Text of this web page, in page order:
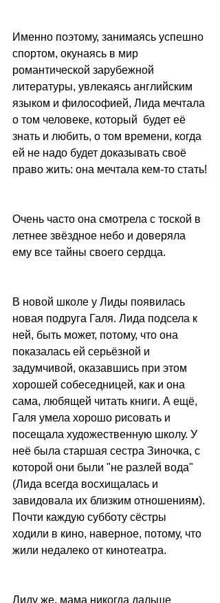
Именно поэтому, занимаясь успешно
спортом, окунаясь в мир
романтической зарубежной
литературы, увлекаясь английским
языком и философией, Лида мечтала
о том человеке, который  будет её
знать и любить, о том времени, когда
ей не надо будет доказывать своё
право жить: она мечтала кем-то стать!
Очень часто она смотрела с тоской в
летнее звёздное небо и доверяла
ему все тайны своего сердца.
В новой школе у Лиды появилась
новая подруга Галя. Лида подсела к
ней, быть может, потому, что она
показалась ей серьёзной и
задумчивой, оказавшись при этом
хорошей собеседницей, как и она
сама, любящей читать книги. А ещё,
Галя умела хорошо рисовать и
посещала художественную школу. У
неё была старшая сестра Зиночка, с
которой они были "не разлей вода"
(Лида всегда восхищалась и
завидовала их близким отношениям).
Почти каждую субботу сёстры
ходили в кино, наверное, потому, что
жили недалеко от кинотеатра.
Лиду же, мама никогда дальше